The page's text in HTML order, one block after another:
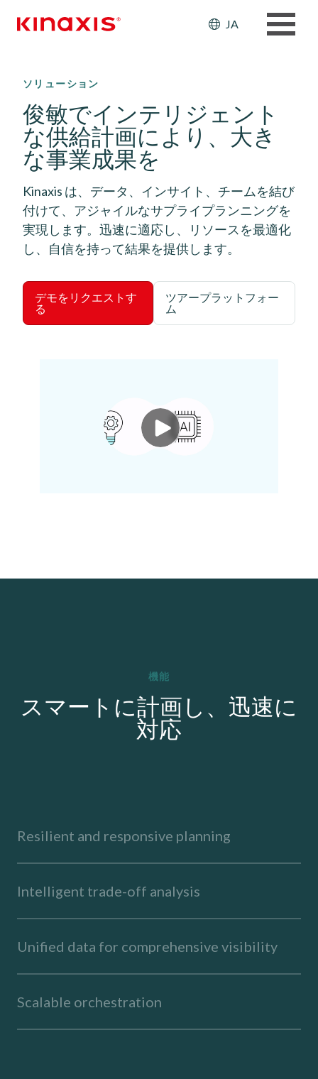
Header:
JA
ソリューション
俊敏でインテリジェント
な供給計画により、大き
な事業成果を
Kinaxis は、データ、インサイト、チームを結び
付けて、アジャイルなサプライプランニングを
実現します。迅速に適応し、リソースを最適化
し、自信を持って結果を提供します。
デモをリクエストす
る
ツアープラットフォー
ム
機能
スマートに計画し、迅速に
対応
Resilient and responsive planning
Intelligent trade-off analysis
Unified data for comprehensive visibility
Scalable orchestration